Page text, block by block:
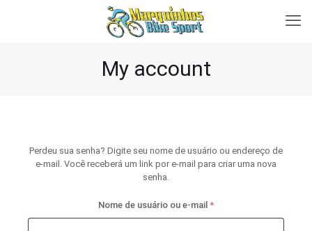
My account
Perdeu sua senha? Digite seu nome de usuário ou endereço de
e-mail. Você receberá um link por e-mail para criar uma nova
senha.
Nome de usuário ou e-mail *Obrigatório